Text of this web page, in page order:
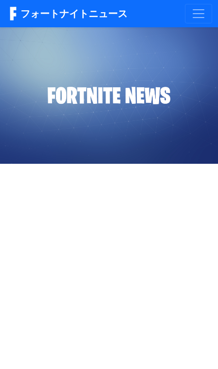
フォートナイトニュース